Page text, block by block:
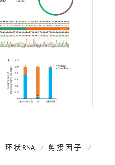
环状RNA / 剪接因子
/